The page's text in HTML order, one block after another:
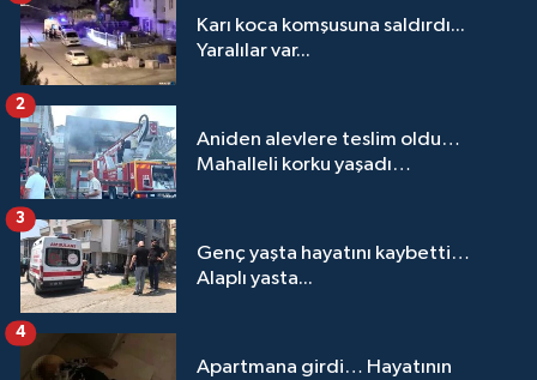
Karı koca komşusuna saldırdı...
Yaralılar var...
Aniden alevlere teslim oldu…
Mahalleli korku yaşadı…
2
Genç yaşta hayatını kaybetti…
Alaplı yasta...
3
Apartmana girdi… Hayatının
4